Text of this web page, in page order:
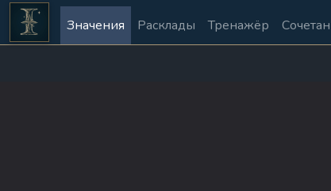
Значения Расклады Тренажёр